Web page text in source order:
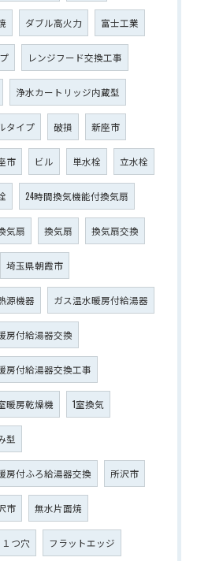
ダブル高火力 富士工業
レンジフード交換工事
浄水カートリッジ内蔵型
タイプ 破損 新座市
市 ビル 単水栓 立水栓
24時間換気機能付換気扇
気扇 換気扇 換気扇交換
埼玉県朝霞市
源機器 ガス温水暖房付給湯器
房付給湯器交換
房付給湯器交換工事
暖房乾燥機 1室換気
型
房付ふろ給湯器交換 所沢市
市 無水片面焼
つ穴 フラットエッジ